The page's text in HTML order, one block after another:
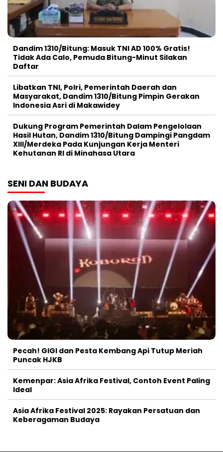
Dandim 1310/Bitung: Masuk TNI AD 100% Gratis!
Tidak Ada Calo, Pemuda Bitung-Minut Silakan
Daftar
Libatkan TNI, Polri, Pemerintah Daerah dan
Masyarakat, Dandim 1310/Bitung Pimpin Gerakan
Indonesia Asri di Makawidey
Dukung Program Pemerintah Dalam Pengelolaan
Hasil Hutan, Dandim 1310/Bitung Dampingi Pangdam
XIII/Merdeka Pada Kunjungan Kerja Menteri
Kehutanan RI di Minahasa Utara
SENI DAN BUDAYA
Pecah! GIGI dan Pesta Kembang Api Tutup Meriah
Puncak HJKB
Kemenpar: Asia Afrika Festival, Contoh Event Paling
Ideal
Asia Afrika Festival 2025: Rayakan Persatuan dan
Keberagaman Budaya